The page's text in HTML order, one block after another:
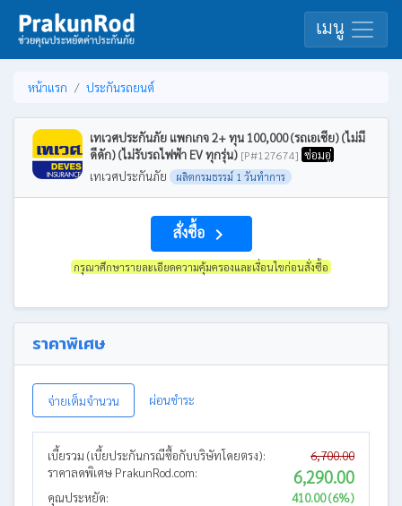
เมนู
หน้าแรก ประกันรถยนต์
เทเวศประกันภัย แพกเกจ 2+ ทุน 100,000 (รถเอเชีย) (ไม่มี
ดีดัก) (ไม่รับรถไฟฟ้า EV ทุกรุ่น) [P#127674] ซ่อมอู่
เทเวศประกันภัย
ผลิตกรมธรรม์ 1 วันทำการ
สั่งซื้อ navigate_next
กรุณาศึกษารายละเอียดความคุ้มครองและเงื่อนไขก่อนสั่งซื้อ
ราคาพิเศษ
จ่ายเต็มจำนวน ผ่อนชำระ
เบี้ยรวม (เบี้ยประกันกรณีซื้อกับบริษัทโดยตรง):
6,700.00
ราคาลดพิเศษ PrakunRod.com:
6,290.00
คุณประหยัด:
410.00 (6%)